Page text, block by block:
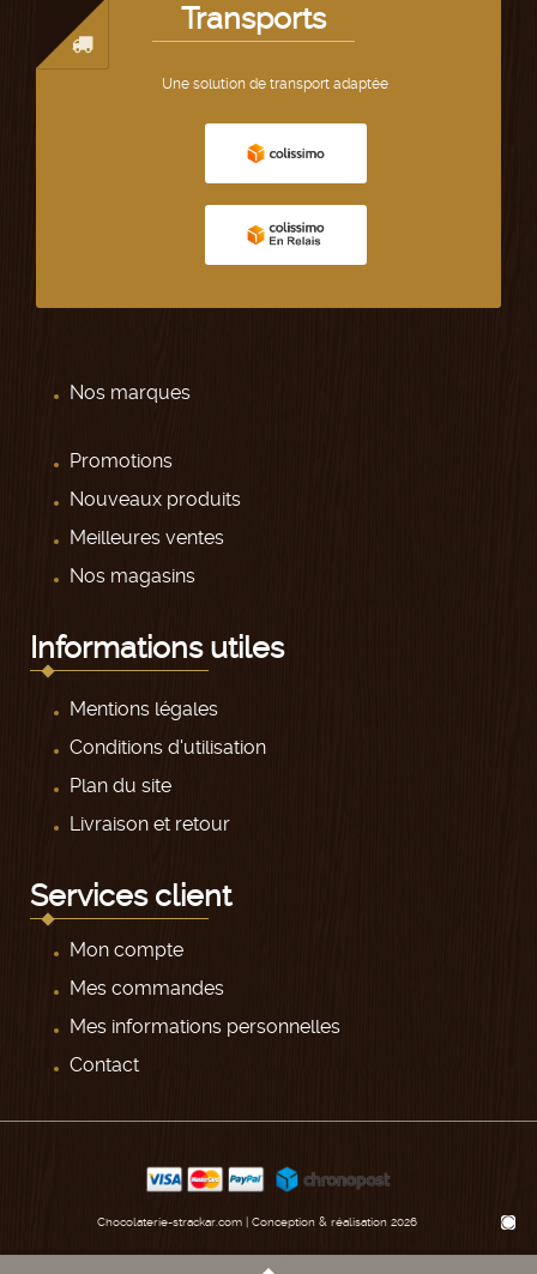
Transports
Une solution de transport adaptée
Nos marques
Promotions
Nouveaux produits
Meilleures ventes
Nos magasins
Informations utiles
Mentions légales
Conditions d'utilisation
Plan du site
Livraison et retour
Services client
Mon compte
Mes commandes
Mes informations personnelles
Contact
Chocolaterie-strackar.com | Conception & réalisation 2026